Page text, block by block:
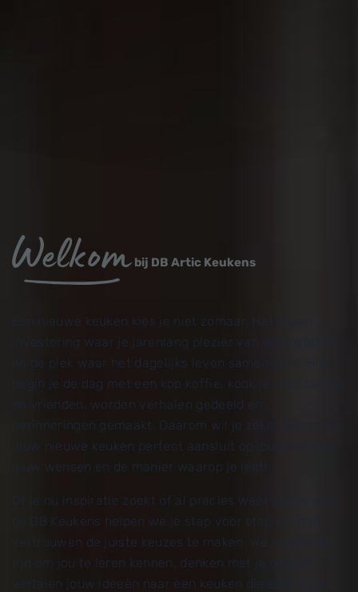
Welkom bij DB Artic Keukens
Een nieuwe keuken kies je niet zomaar. Het is een
investering waar je jarenlang plezier van wilt hebben
én de plek waar het dagelijks leven samenkomt. Hier
begin je de dag met een kop koffie, kook je voor familie
en vrienden, worden verhalen gedeeld en
herinneringen gemaakt. Daarom wil je zeker weten dat
jouw nieuwe keuken perfect aansluit op jouw woning,
jouw wensen en de manier waarop je leeft.
Of je nu inspiratie zoekt of al precies weet wat je wilt,
bij DB Keukens helpen we je stap voor stap om met
vertrouwen de juiste keuzes te maken. We nemen de
tijd om jou te leren kennen, denken met je mee en
vertalen jouw ideeën naar een keuken die écht bij je